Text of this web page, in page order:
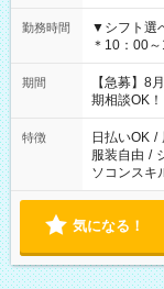
勤務時間
▼シフト選
＊10：00
11：00～
期間
【急募】
期相談OK！
特徴 日払いOK /
服装自由 /
ソコンスキ
気になる！